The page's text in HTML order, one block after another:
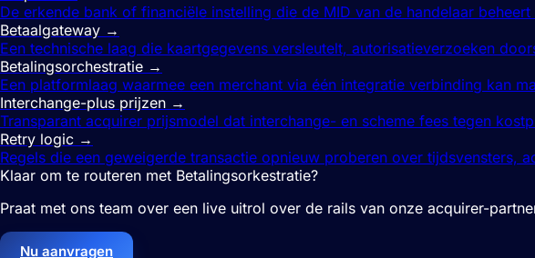
De erkende bank of financiële instelling die de MID van de handelaar
Betaalgateway →
Een technische laag die kaartgegevens versleutelt, autorisatieverzoeken
Betalingsorchestratie →
Een platformlaag waarmee een merchant via één integratie verbinding kan
Interchange-plus prijzen →
Transparant acquirer prijsmodel dat interchange- en scheme fees tegen
Retry logic →
Regels die een geweigerde transactie opnieuw proberen over tijdsvensters,
Klaar om te routeren met Betalingsorkestratie?
Praat met ons team over een live uitrol over de rails van onze acquirer-
Nu aanvragen